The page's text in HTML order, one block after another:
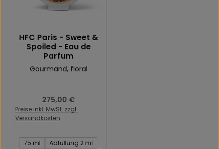
HFC Paris - Sweet &
Spoiled - Eau de
Parfum
Gourmand, floral
Regulärer Preis:
275,00 €
Preise inkl. MwSt. zzgl.
Versandkosten
Inhalt des Artikel:
75 ml Abfüllung 2 ml